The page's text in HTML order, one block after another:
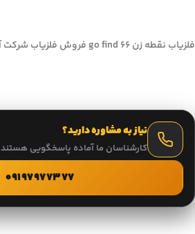
فلزیاب نقطه زن go find 66 فروش فلزیاب شرکت آسیامدرن 09197977377
نیاز به مشاوره دارید؟
کارشناسان ما آماده پاسخگویی هستند
09197977377